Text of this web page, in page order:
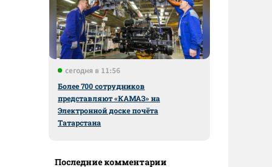
сегодня в 11:56
Более 700 сотрудников
представляют «КАМАЗ» на
Электронной доске почёта
Татарстана
Последние комментарии